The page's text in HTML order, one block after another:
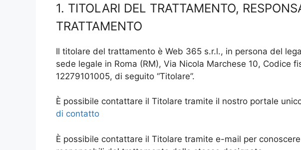
1. TITOLARI DEL TRATTAMENTO,
TRATTAMENTO
Il titolare del trattamento è Web 365 s.r.l., in persona del
sede legale in Roma (RM), Via Nicola Marchese 10, Codice
12279101005, di seguito “Titolare”.
È possibile contattare il Titolare tramite il nostro portale
di contatto
È possibile contattare il Titolare tramite e-mail per